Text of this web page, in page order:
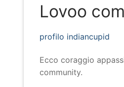
Lovoo
profilo indiancupid
Ecco coraggio
community.